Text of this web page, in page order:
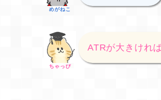
めがねこ
ちゃっぴ
ATRが大きけれ